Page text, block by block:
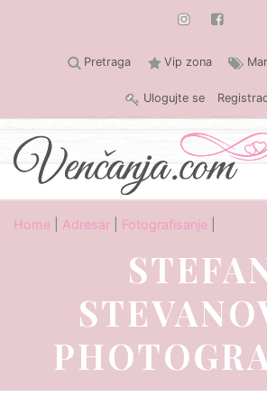
Pretraga Vip zona
Ulogujte se
Home Adresar Fotografisanje